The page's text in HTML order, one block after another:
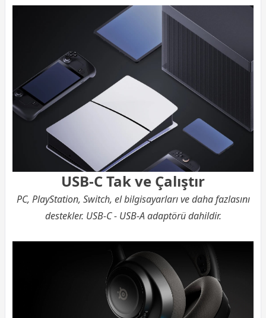
USB-C Tak ve Çalıştır
PC, PlayStation, Switch, el bilgisayarları ve daha fazlasını
destekler. USB-C - USB-A adaptörü dahildir.